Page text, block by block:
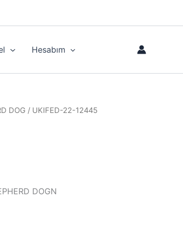
Hesabım
DOG / UKIFED-22-12445
DOGN